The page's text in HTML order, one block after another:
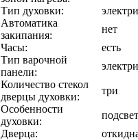
Тип духовки:
Автоматика
закипания:
нет
Часы:
есть
Тип варочной
панели:
Количество стекол
дверцы духовки:
три
Особенности
духовки:
Дверца: